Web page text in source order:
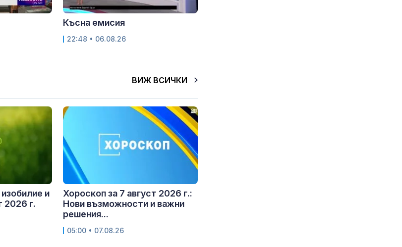
Късна емисия
22:48 • 06.08.26
ВИЖ ВСИЧКИ
и
2026 г.
Хороскоп за 7 август 2026 г.:
Нови възможности и важни
решения...
05:00 • 07.08.26